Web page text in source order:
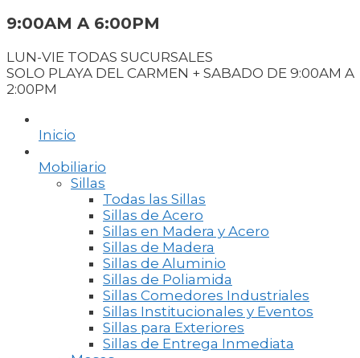
9:00AM A 6:00PM
LUN-VIE TODAS SUCURSALES
SOLO PLAYA DEL CARMEN + SABADO DE 9:00AM A
2:00PM
Inicio
Mobiliario
Sillas
Todas las Sillas
Sillas de Acero
Sillas en Madera y Acero
Sillas de Madera
Sillas de Aluminio
Sillas de Poliamida
Sillas Comedores Industriales
Sillas Institucionales y Eventos
Sillas para Exteriores
Sillas de Entrega Inmediata